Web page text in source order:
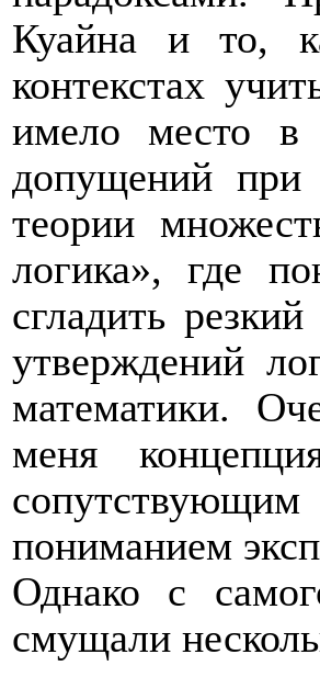
Куайна и то,
контекстах
имело место в
допущений при
теории
логика», где
сгладить
утверждений
математики.
меня
пониманием
Однако с
смущали